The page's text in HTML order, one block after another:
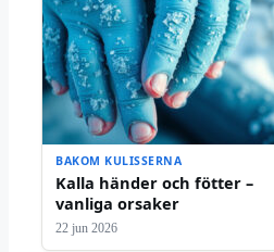
BAKOM KULISSERNA
Kalla händer och fötter –
vanliga orsaker
22 jun 2026